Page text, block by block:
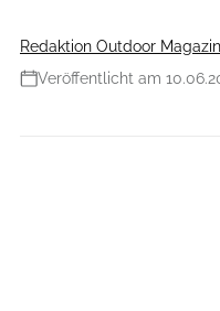
Redaktion Outdoor Magazin
Veröffentlicht am